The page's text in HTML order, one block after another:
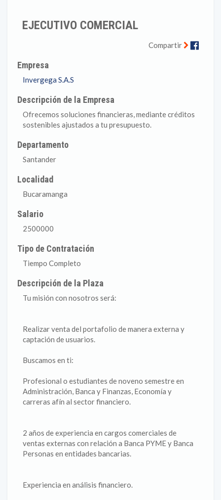
EJECUTIVO COMERCIAL
Compartir
Empresa
Invergega S.A.S
Descripción de la Empresa
Ofrecemos soluciones financieras, mediante créditos
sostenibles ajustados a tu presupuesto.
Departamento
Santander
Localidad
Bucaramanga
Salario
2500000
Tipo de Contratación
Tiempo Completo
Descripción de la Plaza
Tu misión con nosotros será:
Realizar venta del portafolio de manera externa y
captación de usuarios.
Buscamos en ti:
Profesional o estudiantes de noveno semestre en
Administración, Banca y Finanzas, Economía y
carreras afín al sector financiero.
2 años de experiencia en cargos comerciales de
ventas externas con relación a Banca PYME y Banca
Personas en entidades bancarias.
Experiencia en análisis financiero.